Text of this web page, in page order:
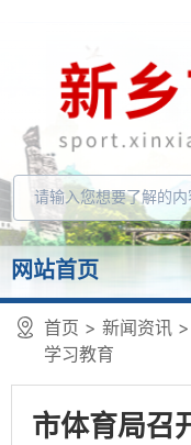
网站首页
首页 > 新闻资讯 >
学习教育
市体育局召